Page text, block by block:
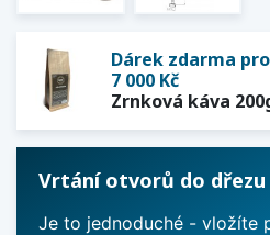
Dárek zdarma
7 000 Kč
Zrnková káva
Vrtání otvorů do dřezu
Je to jednoduché - vložíte